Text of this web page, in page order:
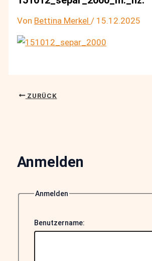
Von Bettina Merkel/ 15.12.2025
ZURÜCK
Anmelden
Anmelden
Benutzername: